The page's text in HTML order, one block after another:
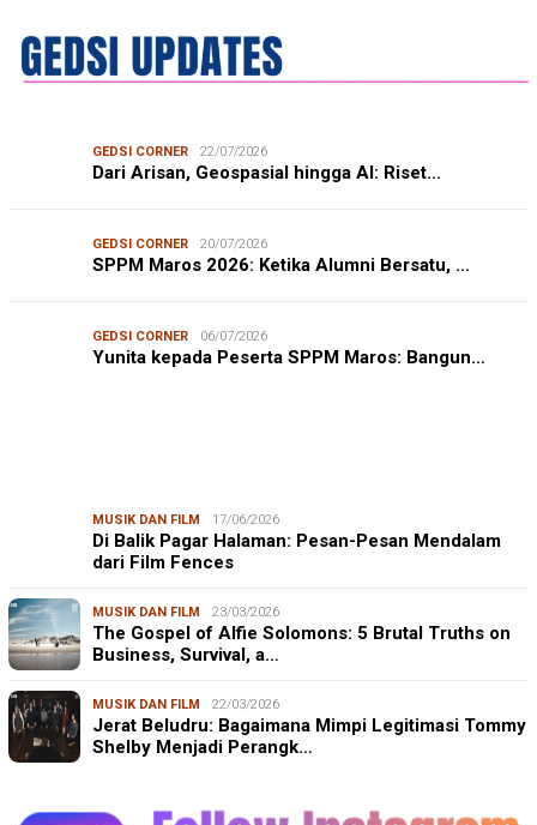
GEDSI CORNER 22/07/2026
Dari Arisan, Geospasial hingga AI: Riset…
GEDSI CORNER 20/07/2026
SPPM Maros 2026: Ketika Alumni Bersatu, …
GEDSI CORNER 06/07/2026
Yunita kepada Peserta SPPM Maros: Bangun…
MUSIK DAN FILM 17/06/2026
Di Balik Pagar Halaman: Pesan-Pesan Mendalam
dari Film Fences
MUSIK DAN FILM 23/03/2026
The Gospel of Alfie Solomons: 5 Brutal Truths on
Business, Survival, a…
MUSIK DAN FILM 22/03/2026
Jerat Beludru: Bagaimana Mimpi Legitimasi Tommy
Shelby Menjadi Perangk…